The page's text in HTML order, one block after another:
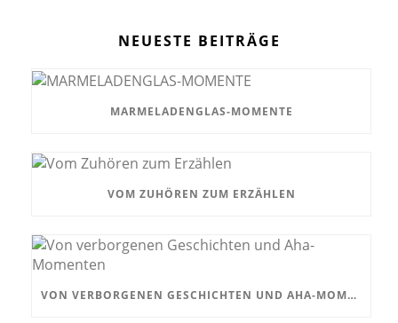
NEUESTE BEITRÄGE
MARMELADENGLAS-MOMENTE
VOM ZUHÖREN ZUM ERZÄHLEN
VON VERBORGENEN GESCHICHTEN UND AHA-MOMENTEN